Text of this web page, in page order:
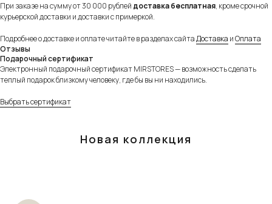
При заказе на сумму от 30 000 рублей доставка бесплатная, кроме срочной
курьерской доставки и доставки с примеркой.
Подробнее о доставке и оплате читайте в разделах сайтаДоставка иОплата
Отзывы
Подарочный сертификат
Электронный подарочный сертификат MIRSTORES — возможность сделать
теплый подарок близкому человеку, где бы вы ни находились.
Выбрать сертификат
Новая коллекция